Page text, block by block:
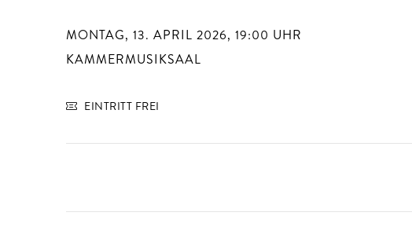
MONTAG, 13. APRIL 2026, 19:00 UHR
KAMMERMUSIKSAAL
EINTRITT FREI